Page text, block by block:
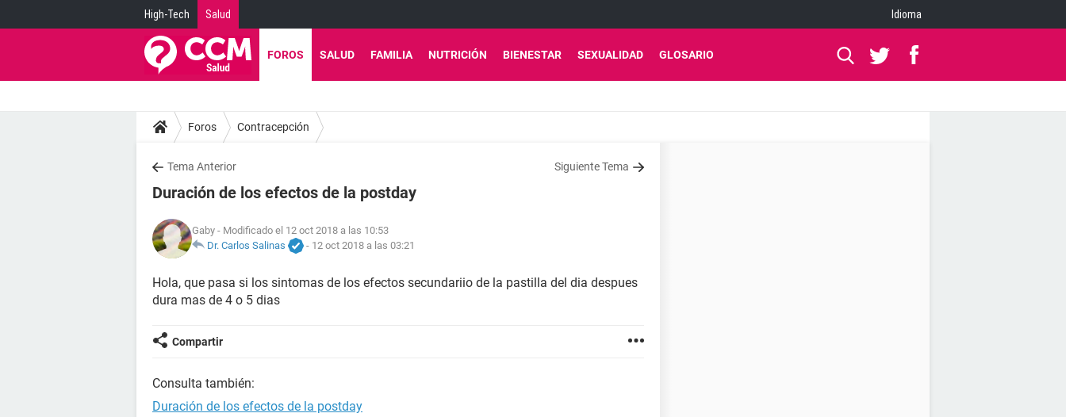
High-Tech Salud Idioma
FOROS SALUD FAMILIA NUTRICIÓN BIENESTAR SEXUALIDAD GLOSARIO
Foros Contracepción
Tema Anterior Siguiente Tema
Duración de los efectos de la postday
Gaby - Modificado el 12 oct 2018 a las 10:53
Dr. Carlos Salinas
- 12 oct 2018 a las 03:21
Hola, que pasa si los sintomas de los efectos secundariio de la pastilla del dia despues
dura mas de 4 o 5 dias
Compartir
Consulta también:
Duración de los efectos de la postday